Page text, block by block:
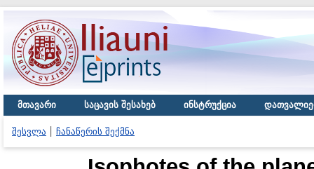
მთავარი საცავის შესახებ ინსტრუქცია
შესვლა ჩანაწერის შექმნა